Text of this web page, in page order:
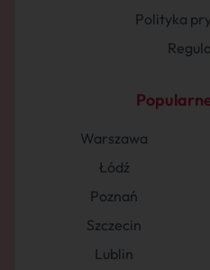
Polityka
Warszawa
Łódź
Poznań
Szczecin
Lublin